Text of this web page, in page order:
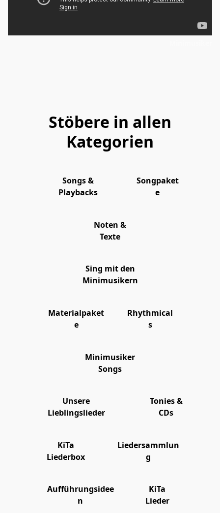
Stöbere in allen
Kategorien
Songs &
Playbacks
Songpaket
e
Noten &
Texte
Sing mit den
Minimusikern
Materialpaket
e
Rhythmical
s
Minimusiker
Songs
Unsere
Lieblingslieder
Tonies &
CDs
KiTa
Liederbox
Liedersammlun
g
Aufführungsidee
n
KiTa
Lieder